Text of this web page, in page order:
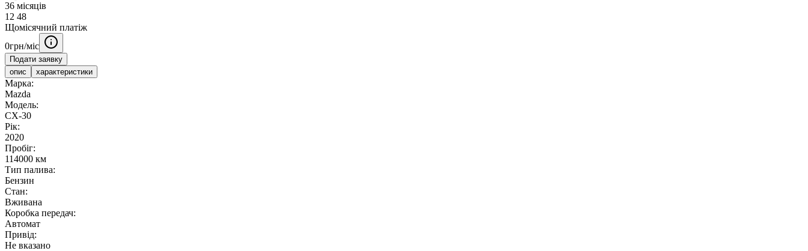
36 місяців
12 48
Щомісячний платіж
0грн/міс
Подати заявку
опис
характеристики
Марка:
Mazda
Модель:
CX-30
Рік:
2020
Пробіг:
114000 км
Тип палива:
Бензин
Стан:
Вживана
Коробка передач:
Автомат
Привід:
Не вказано